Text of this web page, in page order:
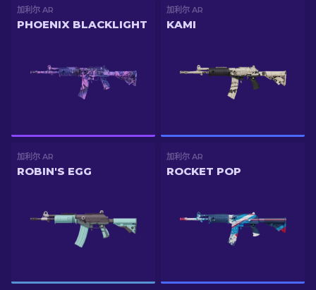
加利尔 AR
PHOENIX BLACKLIGHT
加利尔 AR
KAMI
加利尔 AR
ROBIN'S EGG
加利尔 AR
ROCKET POP